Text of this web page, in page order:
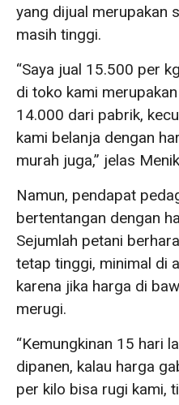
yang dijual merupakan
masih tinggi.
“Saya jual 15.500 per
di toko kami
14.000 dari pabrik,
kami belanja dengan
murah juga,” jelas
Namun, pendapat
bertentangan dengan
Sejumlah petani
tetap tinggi, minimal di
karena jika harga di
merugi.
“Kemungkinan 15 hari
dipanen, kalau harga
per kilo bisa rugi kami,